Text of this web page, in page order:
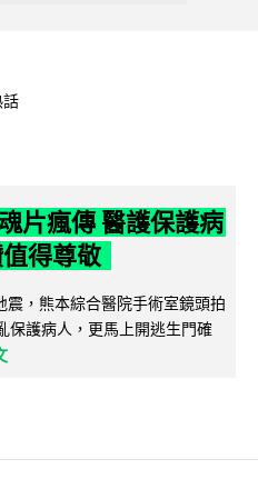
片瘋傳 醫護保護病
得尊敬
，熊本綜合醫院手術室鏡頭拍
保護病人，更馬上開逃生門確